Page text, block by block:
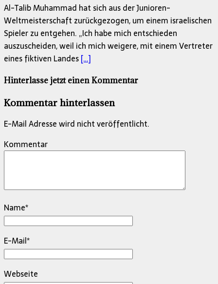
Al-Talib Muhammad hat sich aus der Junioren-
Weltmeisterschaft zurückgezogen, um einem israelischen
Spieler zu entgehen. „Ich habe mich entschieden
auszuscheiden, weil ich mich weigere, mit einem Vertreter
eines fiktiven Landes[…]
Hinterlasse jetzt einen Kommentar
Kommentar hinterlassen
E-Mail Adresse wird nicht veröffentlicht.
Kommentar
Name*
E-Mail*
Webseite